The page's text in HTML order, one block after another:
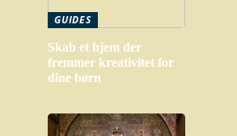
GUIDES
Skab et hjem der
fremmer kreativitet for
dine børn